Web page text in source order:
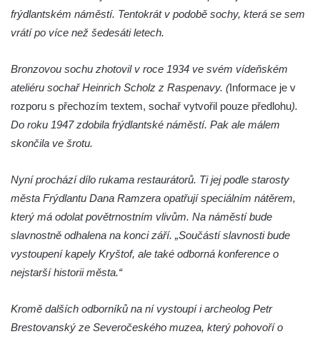
Mirošovicích
Socha býka před areálem firmy 2JCP v
Povodňový sloup I. v Dobříni
Pamětní kámen vodního díla Josefův Důl
Socha svatého Floriána na domě čp. 3 v
Socha svaté Anny u domu čp. 3 v Oparnu
Lavička Václava Havla v Pardubicích
Lavička Václava Havla v Novém Boru
Lavička Václava Havla v Krásné Lípě
Upoutávka JduHřebenovkou u parkoviště
Kamenný obelisk na vyhlídce u Pravčické
brány
frýdlantském náměstí. Tentokrát v podobě sochy, která se sem
vrátí po více než šedesáti letech.
Bronzovou sochu zhotovil v roce 1934 ve svém vídeňském
ateliéru sochař Heinrich Scholz z Raspenavy. (Informace je v
rozporu s přechozím textem, sochař vytvořil pouze předlohu).
Do roku 1947 zdobila frýdlantské náměstí. Pak ale málem
skončila ve šrotu.
Nyní prochází dílo rukama restaurátorů. Ti jej podle starosty
města Frýdlantu Dana Ramzera opatřují speciálním nátěrem,
který má odolat povětrnostním vlivům. Na náměstí bude
slavnostně odhalena na konci září. „Součástí slavnosti bude
vystoupení kapely Kryštof, ale také odborná konference o
nejstarší historii města.“
Kromě dalších odborníků na ní vystoupí i archeolog Petr
Brestovanský ze Severočeského muzea, který pohovoří o